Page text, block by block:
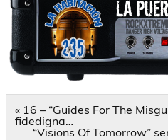
Navegación
de
entradas
« 16 – “Guides For The
fidedigna…
“Visions Of Tomorrow”